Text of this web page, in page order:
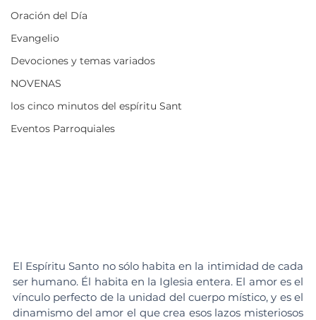
Oración del Día
Evangelio
Devociones y temas variados
NOVENAS
los cinco minutos del espíritu Sant
Eventos Parroquiales
El Espíritu Santo no sólo habita en la intimidad de cada
ser humano. Él habita en la Iglesia entera. El amor es el
vínculo perfecto de la unidad del cuerpo místico, y es el
dinamismo del amor el que crea esos lazos misteriosos